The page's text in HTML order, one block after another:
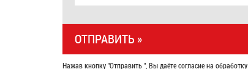
Нажав кнопку "Отправить ", Вы даёте согласие на обработку